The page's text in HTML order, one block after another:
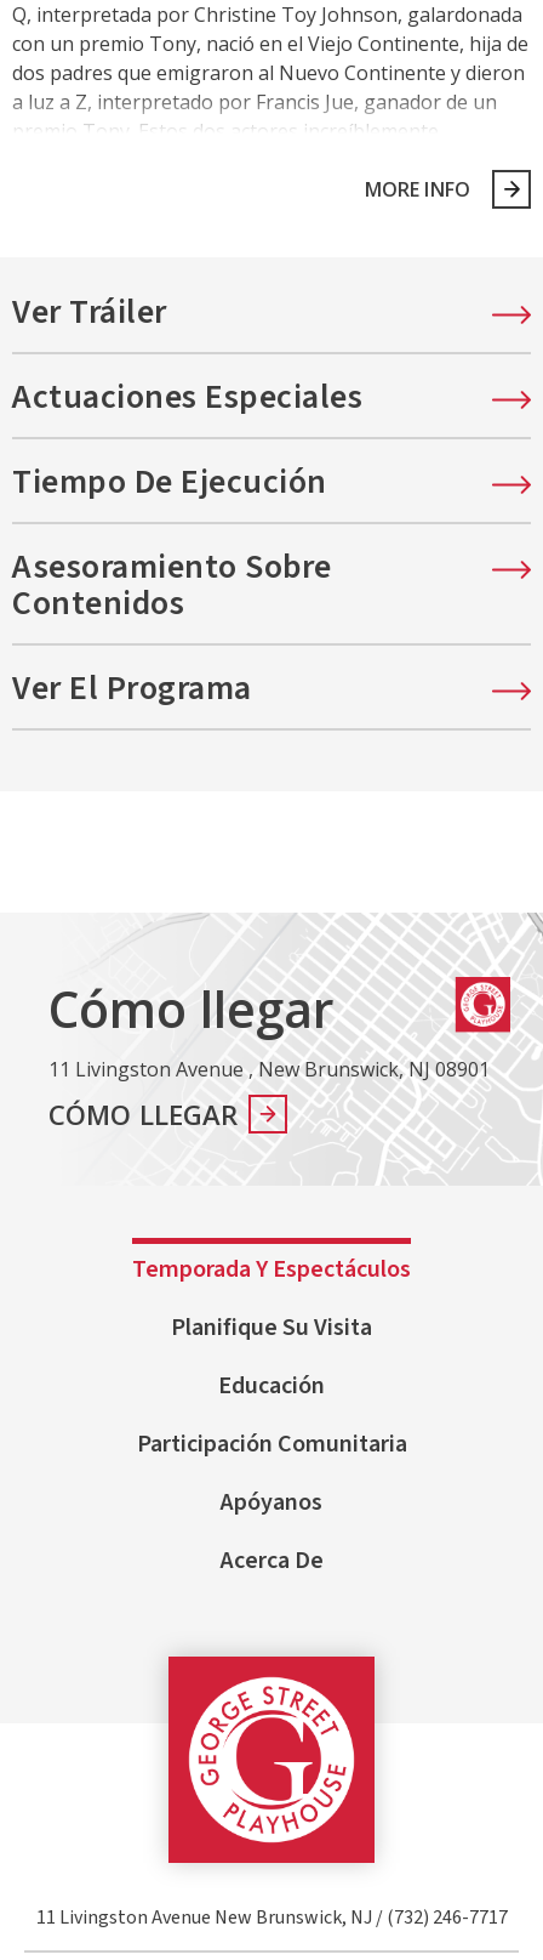
Q, interpretada por Christine Toy Johnson, galardonada
con un premio Tony, nació en el Viejo Continente, hija de
dos padres que emigraron al Nuevo Continente y dieron
a luz a Z, interpretado por Francis Jue, ganador de un
premio Tony. Estos dos actores increíblemente
una vida llena de historias, mostrándonos que los
Por Shayan Lotfi
Dirigida por Laiona Michelle
Esta producción está patrocinada por
¡Mira el tráiler de«What
Became of Us
MORE INFO
Ver Tráiler
Actuaciones Especiales
Tiempo De Ejecución
Asesoramiento Sobre
Contenidos
Ver El Programa
Cómo llegar
11 Livingston Avenue , New Brunswick, NJ 08901
CÓMO LLEGAR
Temporada Y Espectáculos
Planifique Su Visita
Educación
Participación Comunitaria
Apóyanos
Acerca De
11 Livingston Avenue New Brunswick, NJ / (732) 246-7717